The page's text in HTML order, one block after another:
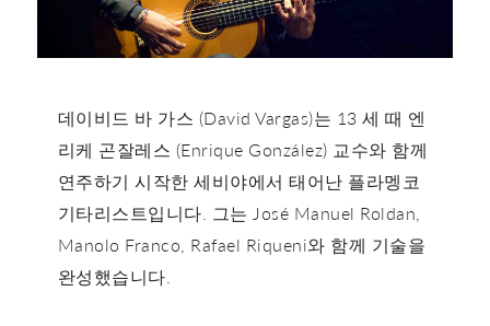
데이비드 바 가스 (David Vargas)는 13 세 때 엔
리케 곤잘레스 (Enrique González) 교수와 함께
연주하기 시작한 세비야에서 태어난 플라멩코
기타리스트입니다. 그는 José Manuel Roldan,
Manolo Franco, Rafael Riqueni와 함께 기술을
완성했습니다.